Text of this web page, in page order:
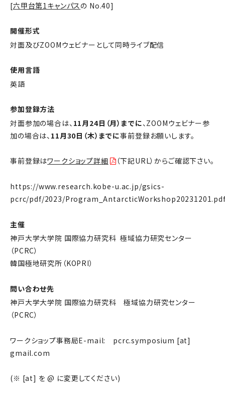
[六甲台第1キャンパスの No.40]
開催形式
対面及びZOOMウェビナーとして同時ライブ配信
使用言語
英語
参加登録方法
対面参加の場合は、 11月24日（月）までに、ZOOMウェビナー参
加の場合は、 11月30日（木）までに事前登録お願いします。
事前登録はワークショップ詳細 （下記URL）からご確認下さい。
https://www.research.kobe-u.ac.jp/gsics-
pcrc/pdf/2023/
主催
神戸大学大学院 国際協力研究科 極域協力研究センター
（PCRC）
韓国極地研究所（KOPRI）
問い合わせ先
神戸大学大学院 国際協力研究科 極域協力研究センター
（PCRC）
ワークショップ事務局E-mail: pcrc.symposium [at]
gmail.com
(※ [at] を @ に変更してください)